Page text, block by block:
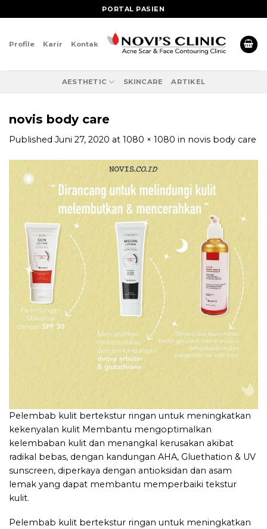
to
PORTAL PASIEN
Profile Karir Kontak
AESTHETIC SKINCARE ARTIKEL
novis body care
Published Juni 27, 2020 at 1080 × 1080 in novis body care
Pelembab kulit bertekstur ringan untuk meningkatkan
kekenyalan kulit Membantu mengoptimalkan
kelembaban kulit dan menangkal kerusakan akibat
radikal bebas, dengan kandungan AHA, Gluethation & UV
sunscreen, diperkaya dengan antioksidan dan asam
lemak yang dapat membantu memperbaiki tekstur
kulit.
Pelembab kulit bertekstur ringan untuk meningkatkan